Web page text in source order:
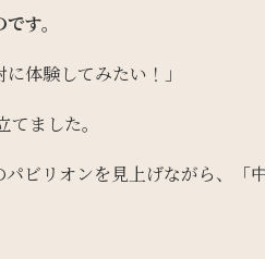
す。
体験してみたい！」
ました。
ビリオンを見上げながら、「